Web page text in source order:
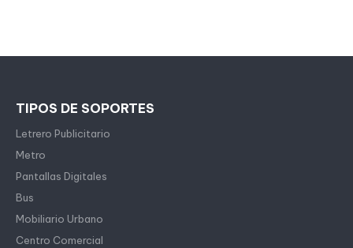
TIPOS DE SOPORTES
Letrero Publicitario
Metro
Pantallas Digitales
Bus
Mobiliario Urbano
Centro Comercial